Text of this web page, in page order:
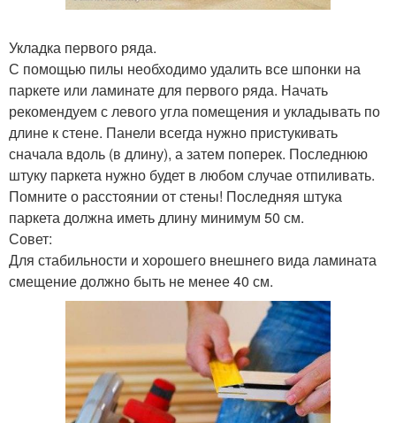
Укладка первого ряда.
С помощью пилы необходимо удалить все шпонки на
паркете или ламинате для первого ряда. Начать
рекомендуем с левого угла помещения и укладывать по
длине к стене. Панели всегда нужно пристукивать
сначала вдоль (в длину), а затем поперек. Последнюю
штуку паркета нужно будет в любом случае отпиливать.
Помните о расстоянии от стены! Последняя штука
паркета должна иметь длину минимум 50 см.
Совет:
Для стабильности и хорошего внешнего вида ламината
смещение должно быть не менее 40 см.